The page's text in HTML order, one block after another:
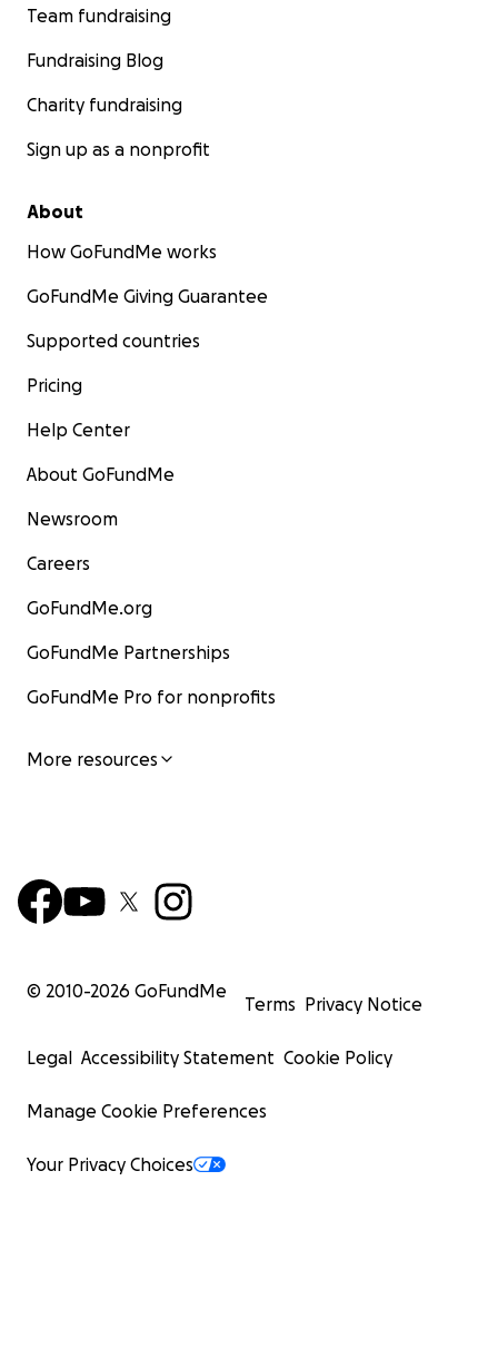
Team fundraising
Fundraising Blog
Charity fundraising
Sign up as a nonprofit
About
How GoFundMe works
GoFundMe Giving Guarantee
Supported countries
Pricing
Help Center
About GoFundMe
Newsroom
Careers
GoFundMe.org
GoFundMe Partnerships
GoFundMe Pro for nonprofits
More resources
© 2010-2026 GoFundMe
Terms Privacy Notice
Legal Accessibility Statement Cookie Policy
Manage Cookie Preferences
Your Privacy Choices